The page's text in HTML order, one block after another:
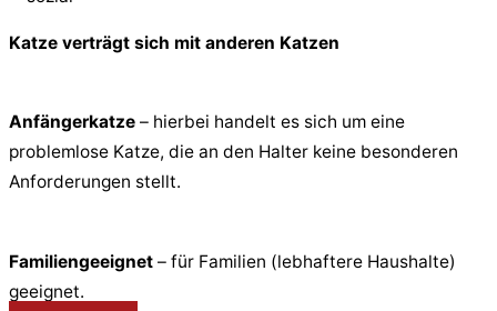
Katze verträgt sich mit anderen Katzen
Anfängerkatze – hierbei handelt es sich um eine
problemlose Katze, die an den Halter keine besonderen
Anforderungen stellt.
Familiengeeignet – für Familien (lebhaftere Haushalte)
geeignet.